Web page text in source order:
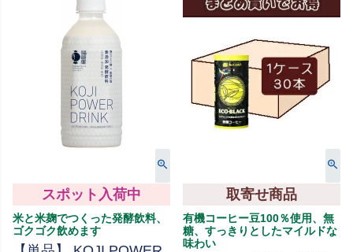
スポット入荷中
米と米麹でつくった発酵飲料、
ゴクゴク飲めます
取寄せ商品
有機コーヒー豆100％使用、無
糖、すっきりとしたマイルドな
味わい